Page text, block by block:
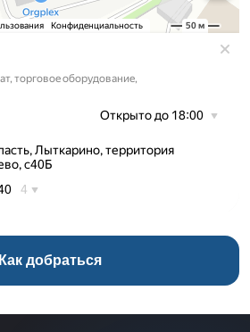
Как добраться